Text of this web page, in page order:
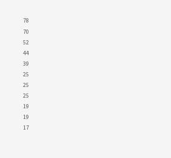
78
70
52
44
39
25
25
25
19
19
17